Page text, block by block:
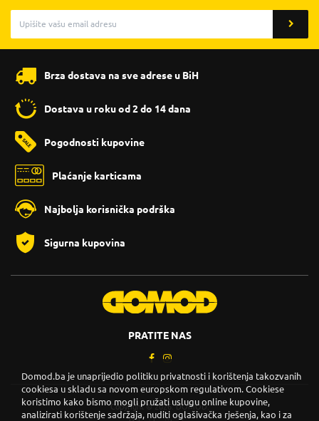
Brza dostava na sve adrese u BiH
Dostava u roku od 2 do 14 dana
Pogodnosti kupovine
Plaćanje karticama
Najbolja korisnička podrška
Sigurna kupovina
PRATITE NAS
Copyright © 2026. DOMOD.
Domod.ba je unaprijedio politiku privatnosti i korištenja takozvanih
cookiesa u skladu sa novom europskom regulativom. Cookiese
koristimo kako bismo mogli pružati uslugu online kupovine,
analizirati korištenje sadržaja, nuditi oglašivačka rješenja, kao i za